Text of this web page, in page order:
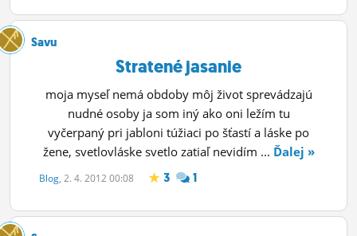
ĽUDIA
MÔJ PROFIL
NASTAVENIA
ROLETA
Savu
Stratené jasanie
moja myseľ nemá obdoby môj život sprevádzajú
nudné osoby ja som iný ako oni ležím tu
vyčerpaný pri jabloni túžiaci po šťastí a láske po
žene, svetlovláske svetlo zatiaľ nevidím ... Ďalej »
Blog, 2. 4. 2012 00:08 3 1